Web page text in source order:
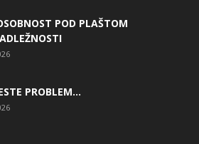
POD PLAŠTOM
PROBLEM…